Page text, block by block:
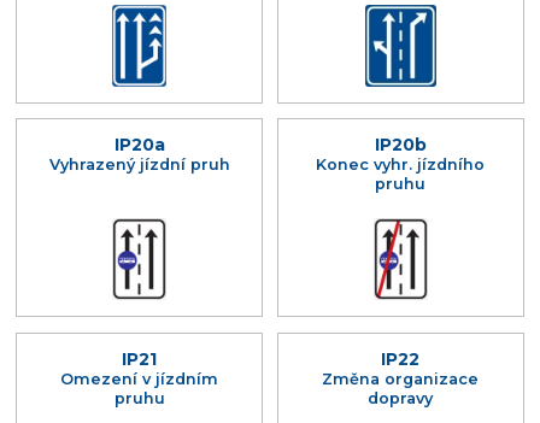
IP20a
Vyhrazený jízdní pruh
IP20b
Konec vyhr. jízdního
pruhu
IP21
Omezení v jízdním
pruhu
IP22
Změna organizace
dopravy